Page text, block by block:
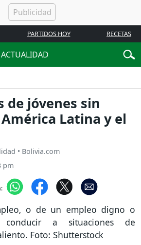
PARTIDOS HOY RECETAS
ACTUALIDAD
de jóvenes sin
Latina y el
• Bolivia.com
pm